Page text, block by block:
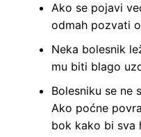
Ako se pojavi
odmah pozvati
Neka bolesnik
mu biti blago
Bolesniku se ne
Ako poćne
bok kako bi sva